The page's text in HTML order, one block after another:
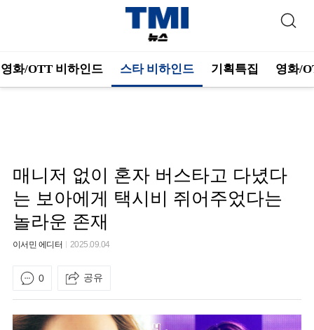
영화/OTT 비하인드 스타 비하인드 기획특집 영화/
매니저 없이 혼자 버스타고 다녔다
는 보아에게 택시비 쥐어주었다는
놀라운 존재
이서민 에디터 2025.09.04
0 공유